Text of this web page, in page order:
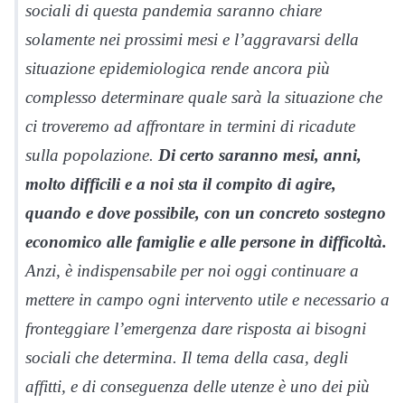
sociali di questa pandemia saranno chiare
solamente nei prossimi mesi e l’aggravarsi della
situazione epidemiologica rende ancora più
complesso determinare quale sarà la situazione che
ci troveremo ad affrontare in termini di ricadute
sulla popolazione. Di certo saranno mesi, anni,
molto difficili e a noi sta il compito di agire,
quando e dove possibile, con un concreto sostegno
economico alle famiglie e alle persone in difficoltà.
Anzi, è indispensabile per noi oggi continuare a
mettere in campo ogni intervento utile e necessario a
fronteggiare l’emergenza dare risposta ai bisogni
sociali che determina. Il tema della casa, degli
affitti, e di conseguenza delle utenze è uno dei più